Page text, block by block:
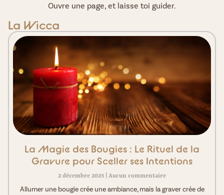
Ouvre une page, et laisse toi guider.
La Wicca
La Magie des Bougies : Le Rituel de la
Gravure pour Sceller ses Intentions
2 décembre 2025 Aucun commentaire
Allumer une bougie crée une ambiance, mais la graver crée de